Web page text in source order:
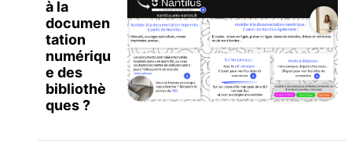
à la
documen
tation
numériqu
e des
bibliothè
ques ?